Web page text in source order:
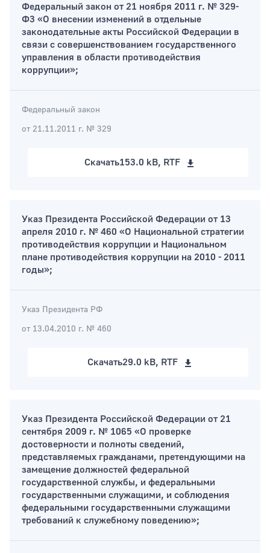
Федеральный закон от 21 ноября 2011 г. № 329-
Ф3 «О внесении изменений в отдельные
законодательные акты Российской Федерации в
связи с совершенствованием государственного
управления в области противодействия
коррупции»;
Федеральный закон
от 21.11.2011 г. № 329
Скачать153.0 kB, RTF
Указ Президента Российской Федерации от 13
апреля 2010 г. № 460 «О Национальной стратегии
противодействия коррупции и Национальном
плане противодействия коррупции на 2010 - 2011
годы»;
Указ Президента РФ
от 13.04.2010 г. № 460
Скачать29.0 kB, RTF
Указ Президента Российской Федерации от 21
сентября 2009 г. № 1065 «О проверке
достоверности и полноты сведений,
представляемых гражданами, претендующими на
замещение должностей федеральной
государственной службы, и федеральными
государственными служащими, и соблюдения
федеральными государственными служащими
требований к служебному поведению»;